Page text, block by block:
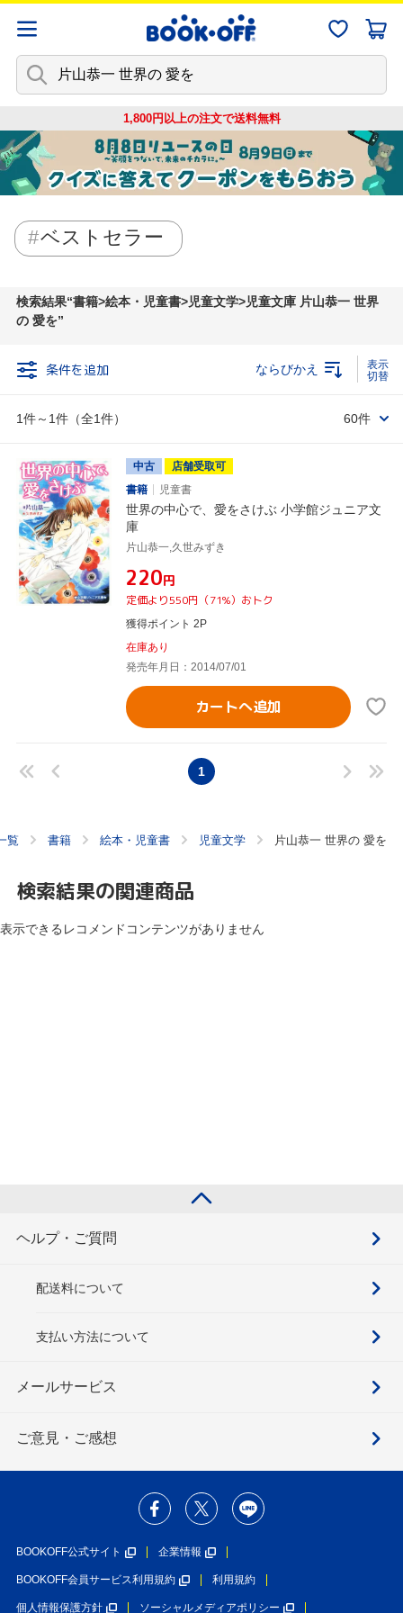
1,800円以上の注文で送料無料
ベストセラー
検索結果 書籍>絵本・児童書>児童文学>児童文庫 片山恭一 世界
の 愛を
条件を追加
1件～1件（全1件）
ならびかえ
60件
中古
店舗受取可
書籍
児童書
世界の中心で、愛をさけぶ 小学館ジュニア文
庫
片山恭一,久世みずき
¥220円
定価より550円（71%）おトク
獲得ポイント 2P
在庫あり
発売年月日：2014/07/01
カートへ追加
1
覧 書籍 絵本・児童書 児童文学 片山恭一 世界の 愛を
検索結果の関連商品
表示できるレコメンドコンテンツがありません
ヘルプ・ご質問
配送料について
支払い方法について
メールサービス
ご意見・ご感想
BOOKOFF公式サイト 企業情報
BOOKOFF会員サービス利用規約 利用規約
個人情報保護方針 ソーシャルメディアポリシー